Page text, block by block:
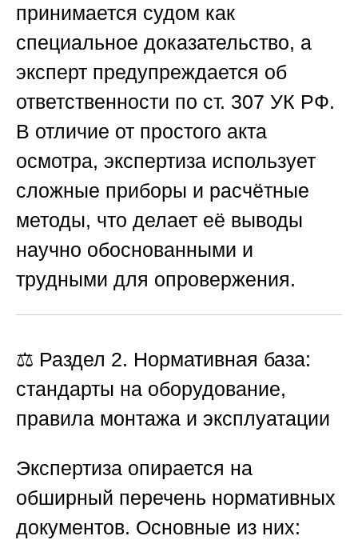
принимается судом как
специальное доказательство, а
эксперт предупреждается об
ответственности по ст. 307 УК РФ.
В отличие от простого акта
осмотра, экспертиза использует
сложные приборы и расчётные
методы, что делает её выводы
научно обоснованными и
трудными для опровержения.
⚖️ Раздел 2. Нормативная база:
стандарты на оборудование,
правила монтажа и эксплуатации
Экспертиза опирается на
обширный перечень нормативных
документов. Основные из них: